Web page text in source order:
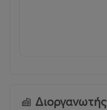
YouTubeΔιοργανωτής